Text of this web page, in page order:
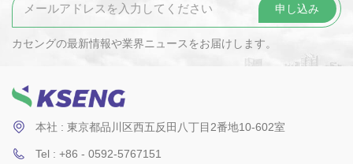
カセングの最新情報や業界ニュースをお届けします。
本社 : 東京都品川区西五反田八丁目2番地10-602室
Tel : +86 - 0592-5767151